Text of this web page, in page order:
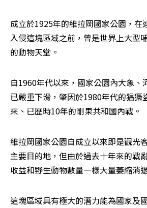
成立於1925年的維拉岡國家公園，在
入侵這塊區域之前，曾是世界上大型
的動物天堂。
自1960年代以來，國家公園內大象、
已嚴重下滑，肇因於1980年代的猖獗
來、已歷時10年的剛果共和國內戰。
維拉岡國家公園自成立以來即是觀光
主要目的地，但由於過去十年來的戰
收益和野生動物數量一樣大量萎縮消
這塊區域具有極大的潛力能為國家及